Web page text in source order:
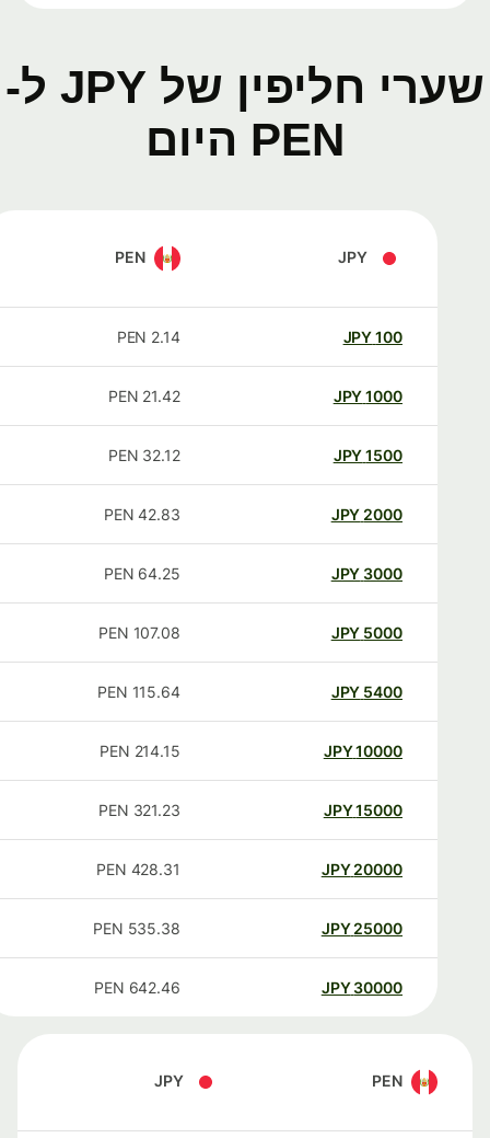
שערי חליפין של JPY ל-
PEN היום
JPY
PEN
100
JPY
2.14
PEN
1000
JPY
21.42
PEN
1500
JPY
32.12
PEN
2000
JPY
42.83
PEN
3000
JPY
64.25
PEN
5000
JPY
107.08
PEN
5400
JPY
115.64
PEN
10000
JPY
214.15
PEN
15000
JPY
321.23
PEN
20000
JPY
428.31
PEN
25000
JPY
535.38
PEN
30000
JPY
642.46
PEN
PEN
JPY